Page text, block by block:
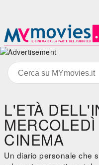
L'ETÀ
CINEMA
Un diario personale che